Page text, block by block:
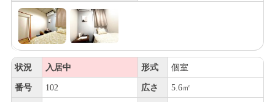
状況 入居中 形式 個室
番号 102 広さ 5.6㎡